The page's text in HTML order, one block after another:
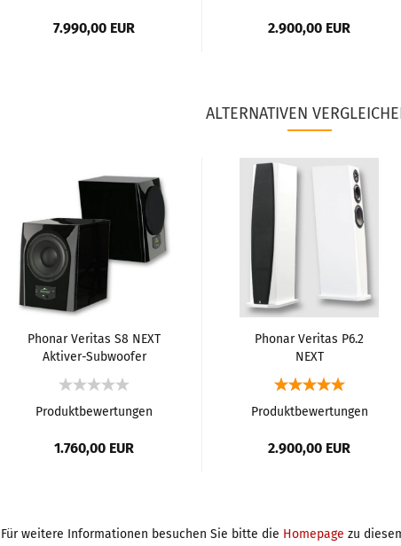
7.990,00 EUR 2.900,00 EUR
ALTERNATIVEN
Phonar Veritas S8 NEXT
Aktiver-Subwoofer
Produktbewertungen
1.760,00 EUR
Phonar Veritas P6.2
NEXT
Standlautsprecher
Produktbewertungen
2.900,00 EUR
Für weitere Informationen besuchen Sie bitte die Homepage zu